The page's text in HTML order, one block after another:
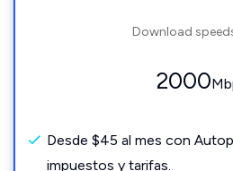
Download
2000
Desde $45 al mes con
impuestos y tarifas.